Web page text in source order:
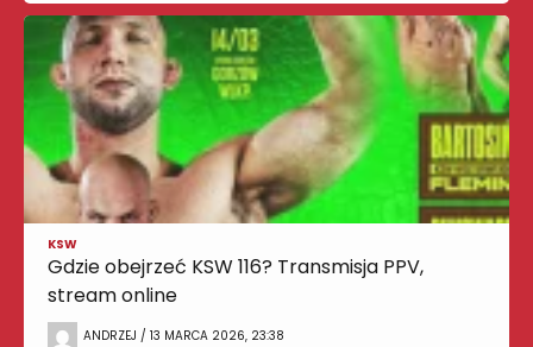
KSW
Gdzie obejrzeć KSW 116? Transmisja PPV,
stream online
ANDRZEJ / 13 MARCA 2026, 23:38